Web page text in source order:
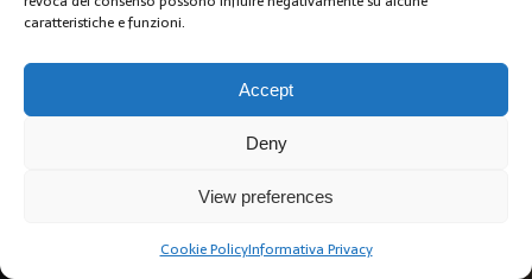
caratteristiche e funzioni.
Accept
Deny
View preferences
Cookie PolicyInformativa Privacy
PRÉCÉDENT